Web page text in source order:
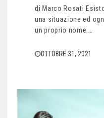
di Marco Rosati
una situazione ed
un proprio nome.…
OTTOBRE 31, 2021